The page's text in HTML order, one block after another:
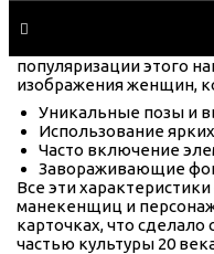
зародившаяся в 1940-х
популяризации этого
изображения женщин,
Уникальные позы и
Использование
Часто включение
Завораживающие
Все эти
манекенщиц и
карточках, что
частью культуры 20